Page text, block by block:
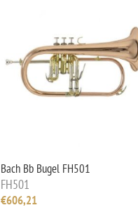
Bach Bb Bugel FH501
FH501
€606,21